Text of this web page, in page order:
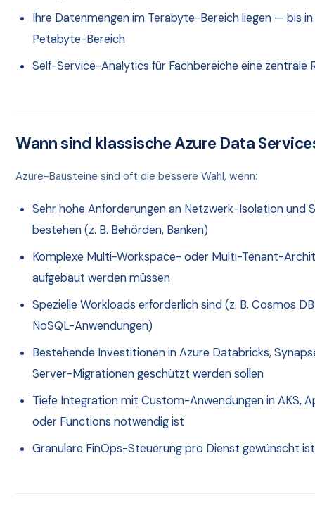
Ihre Datenmengen im Terabyte-Bereich liegen — bis
Petabyte-Bereich
Self-Service-Analytics für Fachbereiche eine zentrale
Wann sind klassische Azure Data
Azure-Bausteine sind oft die bessere Wahl, wenn:
Sehr hohe Anforderungen an Netzwerk-Isolation und
bestehen (z. B. Behörden, Banken)
Komplexe Multi-Workspace- oder Multi-Tenant-
aufgebaut werden müssen
Spezielle Workloads erforderlich sind (z. B. Cosmos
NoSQL-Anwendungen)
Bestehende Investitionen in Azure Databricks,
Server-Migrationen geschützt werden sollen
Tiefe Integration mit Custom-Anwendungen in AKS,
oder Functions notwendig ist
Granulare FinOps-Steuerung pro Dienst gewünscht ist